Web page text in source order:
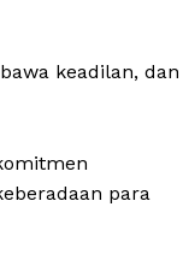
keadilan, dan
para